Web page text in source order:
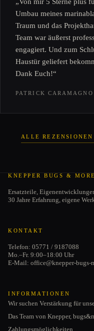
Umbau meines
Traum und das
Team war äußerst
engagiert. Und zum
Haustür geliefert
Dank Euch!“
PATRICK
ALLE
KNEPPER BUGS & MORE
Ersatzteile,
30 Jahre Erfahrung, eigene
KONTAKT
Telefon: 05771 / 9187088
Mo.–Fr. 9:00–18:00 Uhr
E-Mail: office@knepper-bugs-
INFORMATIONEN
Wir suchen Verstärkung für
Das Team von Knepper,
Zahlungsmöglichkeiten